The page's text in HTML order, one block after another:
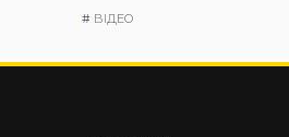
# ВІДЕО